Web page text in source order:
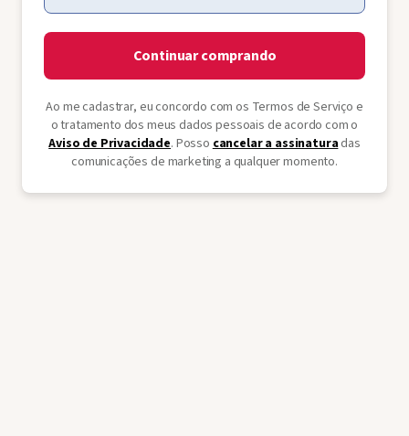
Continuar comprando
Ao me cadastrar, eu concordo com os Termos de Serviço e
o tratamento dos meus dados pessoais de acordo com o
Aviso de Privacidade. Possocancelar a assinaturadas
comunicações de marketing a qualquer momento.